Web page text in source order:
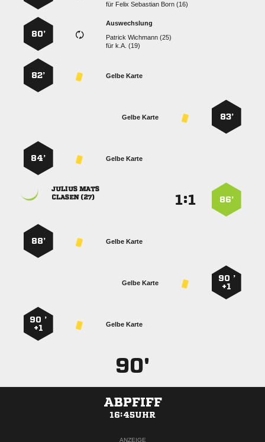
für    
Auswechslung
  
fürk.A. (19)
80’
Gelbe Karte
82’
83’
Gelbe Karte
Gelbe Karte
84’
86’
:
 
 
Gelbe Karte
88’
90 ’
+1
Gelbe Karte
Gelbe Karte
90 ’
+1
90'
ABPFIFF
16:45UHR
ANZEIGE